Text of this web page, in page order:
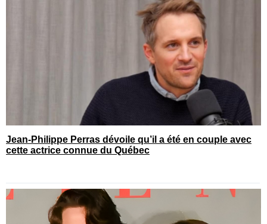
Jean-Philippe Perras dévoile qu’il a été en couple avec
cette actrice connue du Québec